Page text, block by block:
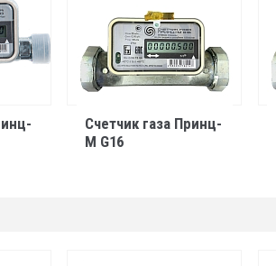
Счетчик газа Принц-
М G16